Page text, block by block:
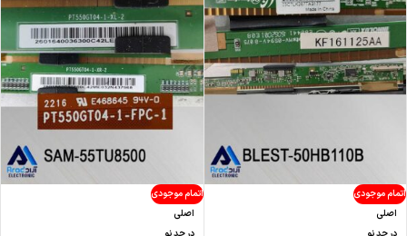
اتمام موجودی
اصلی
در حد نو
اتمام موجودی
اصلی
در حد نو